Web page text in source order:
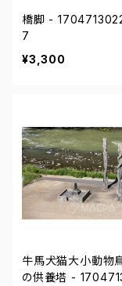
橋脚 -
7
¥3,300
牛馬犬猫大小動物
の供養塔 -